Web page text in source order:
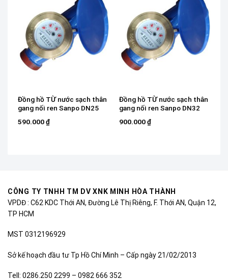
Đồng hồ TỪ nước sạch thân
gang nối ren Sanpo DN25
590.000₫
Đồng hồ TỪ nước sạch thân
gang nối ren Sanpo DN32
900.000₫
CÔNG TY TNHH TM DV XNK MINH HÒA THÀNH
VPDĐ : C62 KDC Thới AN, Đường Lê Thị Riêng, F. Thới AN, Quận 12,
TP HCM
MST 0312196929
Sở kế hoạch đầu tư Tp Hồ Chí Minh – Cấp ngày 21/02/2013
Tell: 0286.250 2299 – 0982 666 352